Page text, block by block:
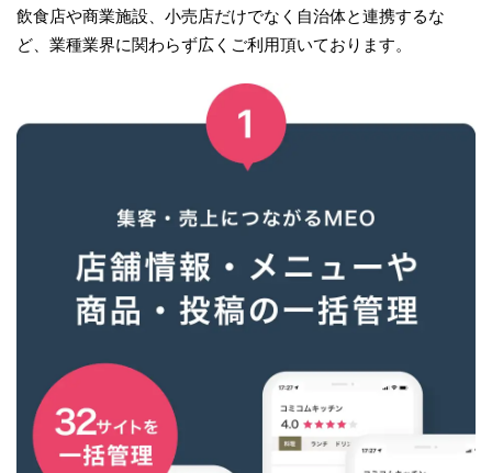
飲食店や商業施設、小売店だけでなく自治体と連携するな
ど、業種業界に関わらず広くご利用頂いております。